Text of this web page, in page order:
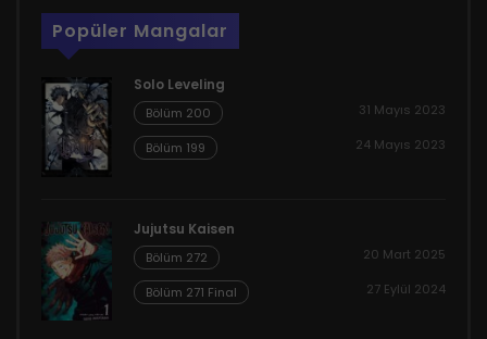
Popüler Mangalar
Solo Leveling
Bölüm 200 31 Mayıs 2023
Bölüm 199 24 Mayıs 2023
Jujutsu Kaisen
Bölüm 272 20 Mart 2025
Bölüm 271 Final 27 Eylül 2024